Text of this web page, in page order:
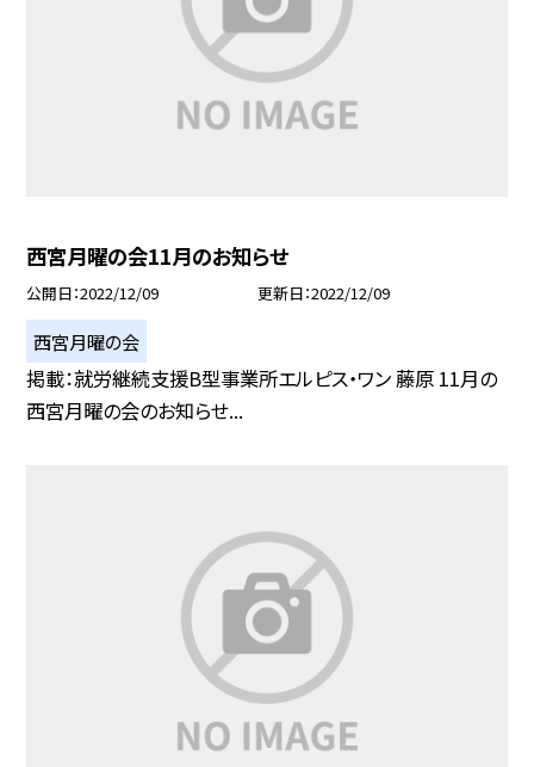
西宮月曜の会11月のお知らせ
公開日 2022/12/09 更新日 2022/12/09
西宮月曜の会
掲載：就労継続支援B型事業所エルピス・ワン 藤原 11月の
西宮月曜の会のお知らせ...